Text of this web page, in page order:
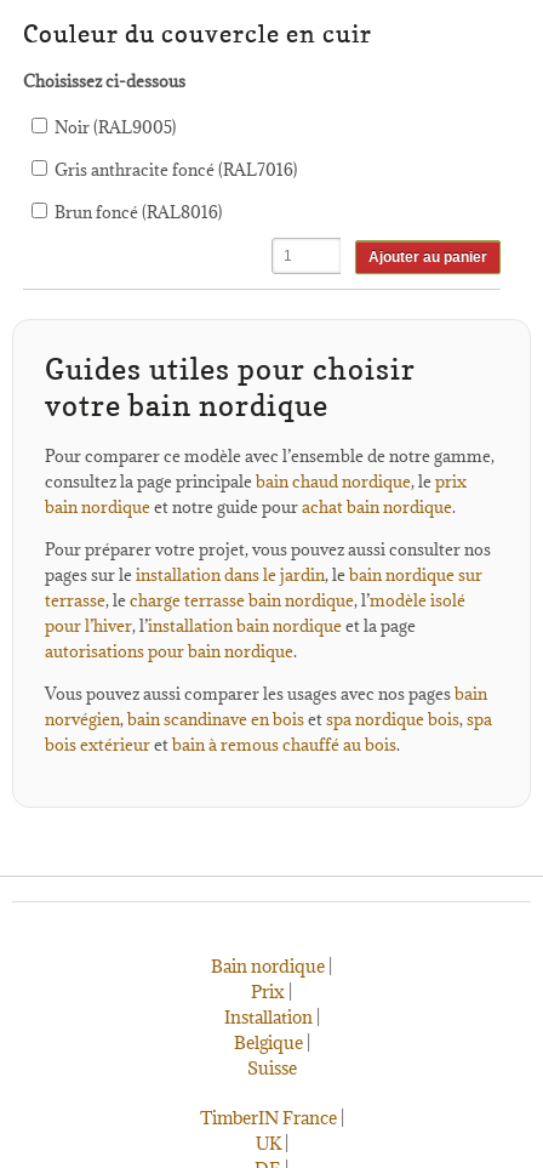
Couleur du couvercle en cuir
Choisissez ci-dessous
Noir (RAL9005)
Gris anthracite foncé (RAL7016)
Brun foncé (RAL8016)
Ajouter au panier
Guides utiles pour choisir
votre bain nordique
Pour comparer ce modèle avec l’ensemble de notre gamme,
consultez la page principalebain chaud nordique, leprix
bain nordiqueet notre guide pourachat bain nordique.
Pour préparer votre projet, vous pouvez aussi consulter nos
pages sur leinstallation dans le jardin, lebain nordique sur
terrasse, lecharge terrasse bain nordique, l’modèle isolé
pour l’hiver, l’installation bain nordiqueet la page
autorisations pour bain nordique.
Vous pouvez aussi comparer les usages avec nos pagesbain
norvégien,bain scandinave en boisetspa nordique bois,spa
bois extérieuretbain à remous chauffé au bois.
Bain nordique
Prix
Installation
Belgique|
Suisse
TimberIN France|
UK|